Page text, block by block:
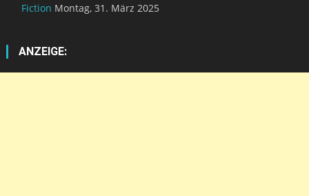
Fiction Montag, 31. März 2025
ANZEIGE: